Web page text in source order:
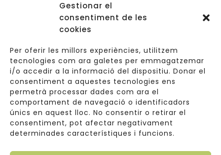
Gestionar el
consentiment de les
cookies
Per oferir les millors experiències, utilitzem
tecnologies com ara galetes per emmagatzemar
i/o accedir a la informació del dispositiu. Donar el
consentiment a aquestes tecnologies ens
permetrà processar dades com ara el
comportament de navegació o identificadors
únics en aquest lloc. No consentir o retirar el
consentiment, pot afectar negativament
determinades característiques i funcions.
Carrer de Valldoreix 45, 08172 Sant Cugat del Vallès
933 157 807 | 691967537
info@cuinetes.shop